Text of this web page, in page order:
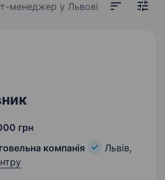
менеджер у Львові
грн
компанія
Львів,